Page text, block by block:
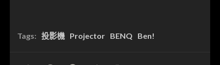
Tags: 投影機 Projector BENQ Ben!